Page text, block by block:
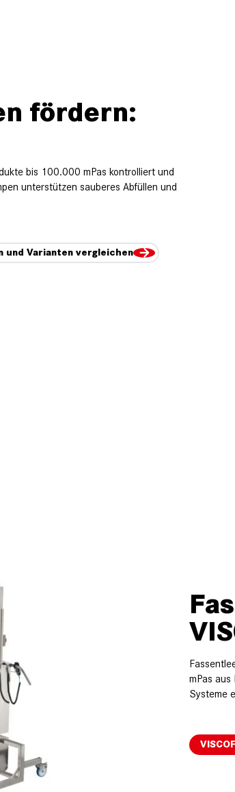
fördern:
bis 100.000 mPas kontrolliert und
unterstützen sauberes Abfüllen und
und Varianten vergleichen
mPas
Systeme